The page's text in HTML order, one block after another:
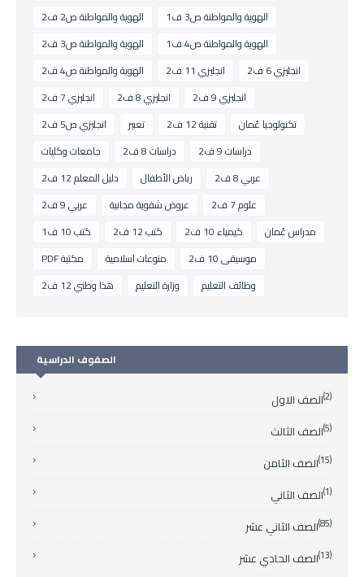
الهوية والمواطنة ص2 ف2
الهوية والمواطنة ص3 ف1
الهوية والمواطنة ص3 ف2
الهوية والمواطنة ص4 ف1
الهوية والمواطنة ص4 ف2
انجليزي 11 ف2
انجليزي 6 ف2
انجليزي 7 ف2
انجليزي 8 ف2
انجليزي 9 ف2
انجليزي ص5 ف2
تعبير تقنية 12 ف2
تكنولوجيا عُمان
جامعات وكليات
دراسات 8 ف2
دراسات 9 ف2
دليل المعلم 12 ف2
رياض الأطفال
عربي 8 ف2
عربي 9 ف2
عروض شفوية مجانية
علوم 7 ف2
كتب 10 ف1
كتب 12 ف2 كيمياء 10 ف2
مدراس عُمان
مكتبة PDF
منوعات اسلامية
موسيقى 10 ف2
هذا وطني 12 ف2
وزارة التعليم وظائف التعليم
الصفوف الدراسية
الصف الاول (2)
الصف الثالث (5)
الصف الثامن (15)
الصف الثاني (1)
الصف الثاني عشر (85)
الصف الحادي عشر (13)